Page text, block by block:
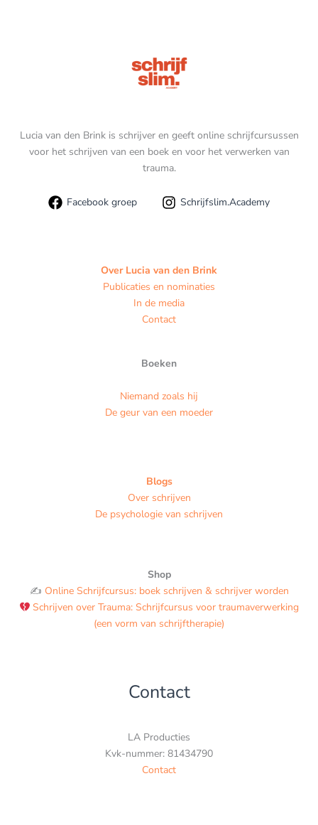
Lucia van den Brink is schrijver en geeft online schrijfcursussen
voor het schrijven van een boek en voor het verwerken van
trauma.
Facebook groep Schrijfslim.Academy
Over Lucia van den Brink
Publicaties en nominaties
In de media
Contact
Boeken
Niemand zoals hij
De geur van een moeder
Blogs
Over schrijven
De psychologie van schrijven
Shop
✍️ Online Schrijfcursus: boek schrijven & schrijver worden
Schrijven over Trauma: Schrijfcursus voor traumaverwerking
(een vorm van schrijftherapie)
Contact
LA Producties
Kvk-nummer: 81434790
Contact